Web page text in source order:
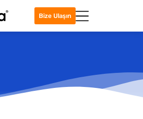
Bize Ulaşın